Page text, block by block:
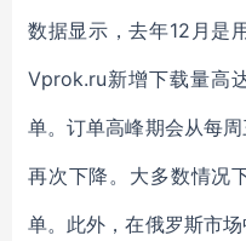
数据显示，去年12月是
Vprok.ru新增下载量高
单。订单高峰期会从每
再次下降。大多数情况
单。此外，在俄罗斯市